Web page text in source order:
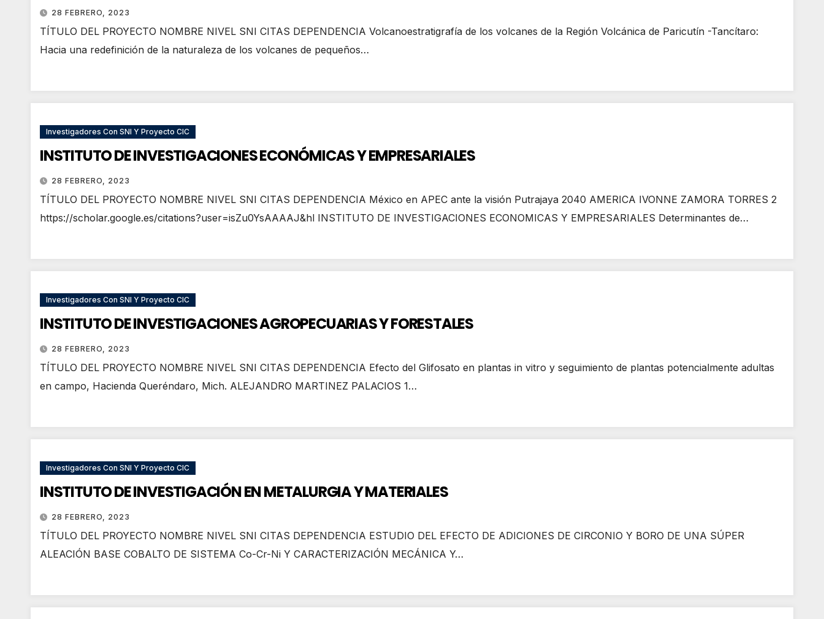
28 FEBRERO, 2023
TÍTULO DEL PROYECTO NOMBRE NIVEL SNI CITAS DEPENDENCIA Volcanoestratigrafía de los volcanes de la Región Volcánica de Paricutín -Tancítaro:
Hacia una redefinición de la naturaleza de los volcanes de pequeños…
Investigadores Con SNI Y Proyecto CIC
INSTITUTO DE INVESTIGACIONES ECONÓMICAS Y EMPRESARIALES
28 FEBRERO, 2023
TÍTULO DEL PROYECTO NOMBRE NIVEL SNI CITAS DEPENDENCIA México en APEC ante la visión Putrajaya 2040 AMERICA IVONNE ZAMORA TORRES 2
https://scholar.google.es/citations?user=isZu0YsAAAAJ&hl INSTITUTO DE INVESTIGACIONES ECONOMICAS Y EMPRESARIALES Determinantes de…
Investigadores Con SNI Y Proyecto CIC
INSTITUTO DE INVESTIGACIONES AGROPECUARIAS Y FORESTALES
28 FEBRERO, 2023
TÍTULO DEL PROYECTO NOMBRE NIVEL SNI CITAS DEPENDENCIA Efecto del Glifosato en plantas in vitro y seguimiento de plantas potencialmente adultas
en campo, Hacienda Queréndaro, Mich. ALEJANDRO MARTINEZ PALACIOS 1…
Investigadores Con SNI Y Proyecto CIC
INSTITUTO DE INVESTIGACIÓN EN METALURGIA Y MATERIALES
28 FEBRERO, 2023
TÍTULO DEL PROYECTO NOMBRE NIVEL SNI CITAS DEPENDENCIA ESTUDIO DEL EFECTO DE ADICIONES DE CIRCONIO Y BORO DE UNA SÚPER
ALEACIÓN BASE COBALTO DE SISTEMA Co-Cr-Ni Y CARACTERIZACIÓN MECÁNICA Y…